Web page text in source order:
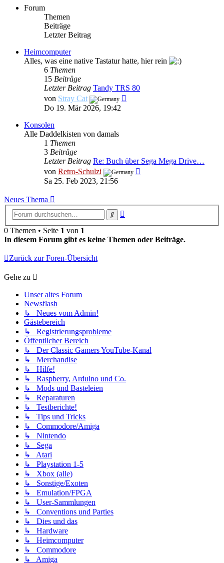
Forum
Themen
Beiträge
Letzter Beitrag
Heimcomputer
Alles, was eine native Tastatur hatte, hier rein
6 Themen
15 Beiträge
Letzter Beitrag Tandy TRS 80
von Stray Cat
Do 19. Mär 2026, 19:42
Konsolen
Alle Daddelkisten von damals
1 Themen
3 Beiträge
Letzter Beitrag Re: Buch über Sega Mega Drive…
von Retro-Schulzi
Sa 25. Feb 2023, 21:56
Neues Thema
Suche
0 Themen • Seite 1 von 1
In diesem Forum gibt es keine Themen oder Beiträge.
Zurück zur Foren-Übersicht
Gehe zu
Unser altes Forum
Newsflash
↳ Neues vom Admin!
Gästebereich
↳ Registrierungsprobleme
Öffentlicher Bereich
↳ Der Classic Gamers YouTube-Kanal
↳ Merchandise
↳ Hilfe!
↳ Raspberry, Arduino und Co.
↳ Mods und Basteleien
↳ Reparaturen
↳ Testberichte!
↳ Tips und Tricks
↳ Commodore/Amiga
↳ Nintendo
↳ Sega
↳ Atari
↳ Playstation 1-5
↳ Xbox (alle)
↳ Sonstige/Exoten
↳ Emulation/FPGA
↳ User-Sammlungen
↳ Conventions und Parties
↳ Dies und das
↳ Hardware
↳ Heimcomputer
↳ Commodore
↳ Amiga